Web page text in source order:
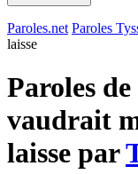
Paroles.net Paroles
laisse
Paroles
vaudrait
laisse par